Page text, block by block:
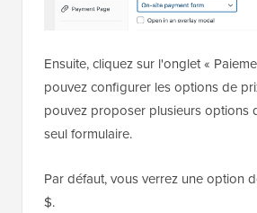
Ensuite, cliquez sur l'onglet «
pouvez configurer les options de
pouvez proposer plusieurs options
seul formulaire.
Par défaut, vous verrez une option
$.